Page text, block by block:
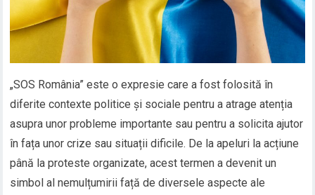
„SOS România” este o expresie care a fost folosită în
diferite contexte politice și sociale pentru a atrage atenția
asupra unor probleme importante sau pentru a solicita ajutor
în fața unor crize sau situații dificile. De la apeluri la acțiune
până la proteste organizate, acest termen a devenit un
simbol al nemulțumirii față de diversele aspecte ale